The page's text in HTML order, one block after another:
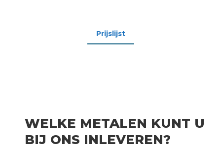
Prijslijst
WELKE METALEN KUNT U
BIJ ONS INLEVEREN?